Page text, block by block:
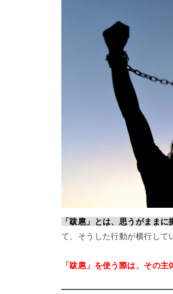
「跋扈」とは、思うがままに
て、そうした行動が横行して
「跋扈」を使う際は、その